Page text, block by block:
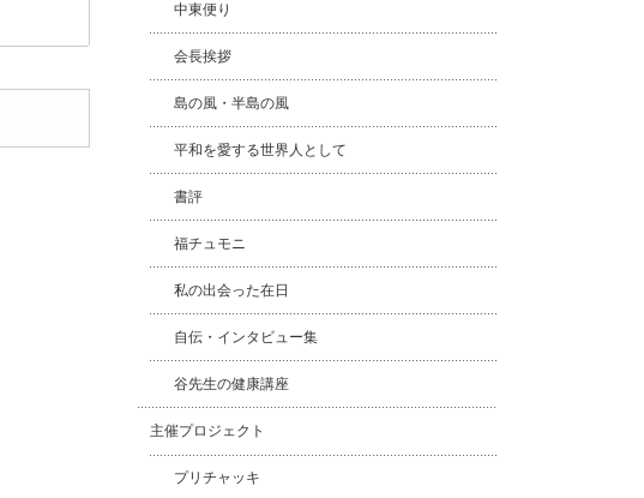
中東便り
会長挨拶
島の風・半島の風
平和を愛する世界人として
書評
福チュモニ
私の出会った在日
自伝・インタビュー集
谷先生の健康講座
主催プロジェクト
プリチャッキ